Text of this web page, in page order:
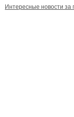
Интересные новости